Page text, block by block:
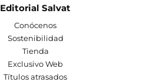
Editorial Salvat
Conócenos
Sostenibilidad
Tienda
Exclusivo Web
Títulos atrasados